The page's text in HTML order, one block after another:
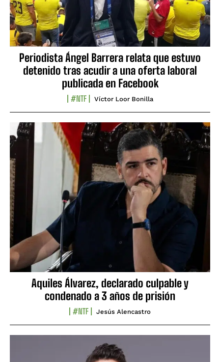
Periodista Ángel Barrera relata que estuvo
detenido tras acudir a una oferta laboral
publicada en Facebook
#NTF Víctor Loor Bonilla
Aquiles Álvarez, declarado culpable y
condenado a 3 años de prisión
#NTF Jesús Alencastro